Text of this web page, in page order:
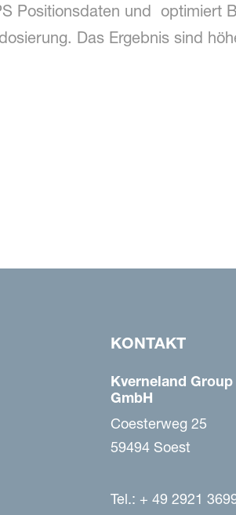
Positionsdaten und optimiert
Das Ergebnis sind
KONTAKT
Kverneland
GmbH
Coesterweg 25
59494 Soest
Tel.: + 49 2921